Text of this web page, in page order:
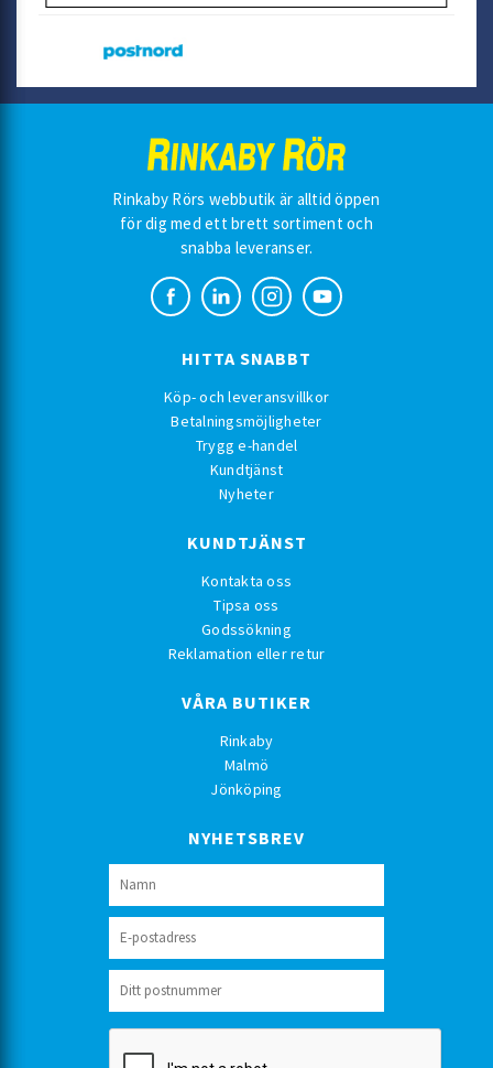
Rinkaby Rörs webbutik är alltid öppen
för dig med ett brett sortiment och
snabba leveranser.
HITTA SNABBT
Köp- och leveransvillkor
Betalningsmöjligheter
Trygg e-handel
Kundtjänst
Nyheter
KUNDTJÄNST
Kontakta oss
Tipsa oss
Godssökning
Reklamation eller retur
VÅRA BUTIKER
Rinkaby
Malmö
Jönköping
NYHETSBREV